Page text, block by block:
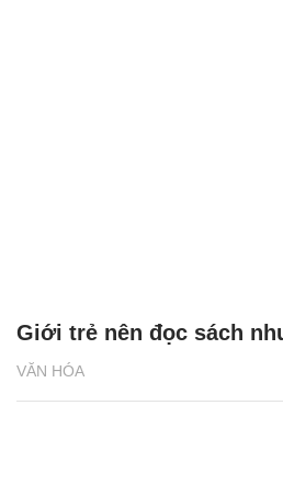
VĂN HÓA
Giới trẻ nên đọc sách